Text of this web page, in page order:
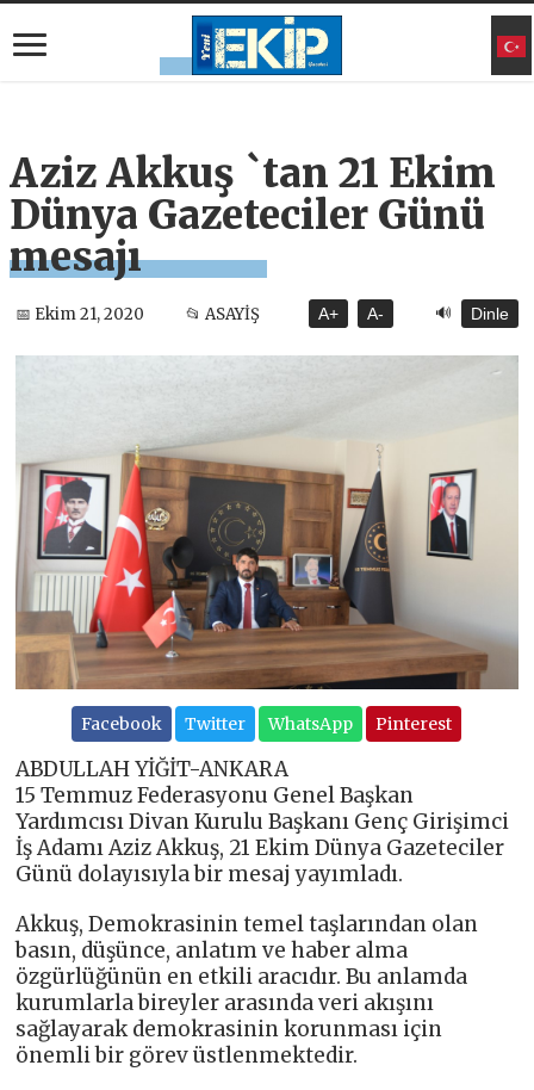
Aziz Akkuş `tan 21 Ekim
Dünya Gazeteciler Günü
mesajı
📅 Ekim 21, 2020 📂 ASAYİŞ A+ A- 🔊 Dinle
Facebook Twitter WhatsApp Pinterest
ABDULLAH YİĞİT-ANKARA
15 Temmuz Federasyonu Genel Başkan
Yardımcısı Divan Kurulu Başkanı Genç Girişimci
İş Adamı Aziz Akkuş, 21 Ekim Dünya Gazeteciler
Günü dolayısıyla bir mesaj yayımladı.
Akkuş, Demokrasinin temel taşlarından olan
basın, düşünce, anlatım ve haber alma
özgürlüğünün en etkili aracıdır. Bu anlamda
kurumlarla bireyler arasında veri akışını
sağlayarak demokrasinin korunması için
önemli bir görev üstlenmektedir.